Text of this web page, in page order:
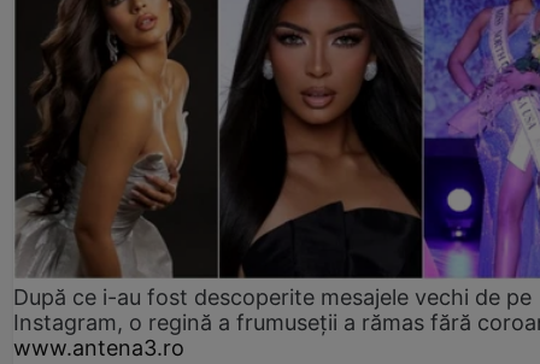
După ce i-au fost descoperite mesajele vechi de pe
Instagram, o regină a frumuseții a rămas fără
www.antena3.ro